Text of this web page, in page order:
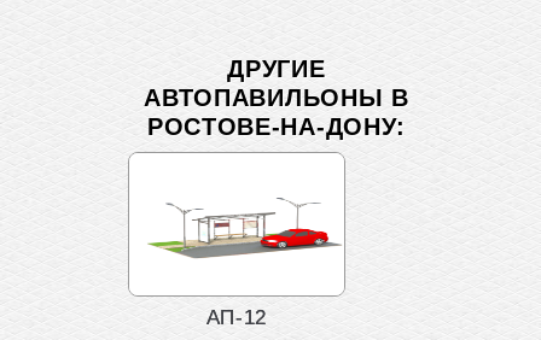
ДРУГИЕ
АВТОПАВИЛЬОНЫ В
РОСТОВЕ-НА-ДОНУ:
АП-12